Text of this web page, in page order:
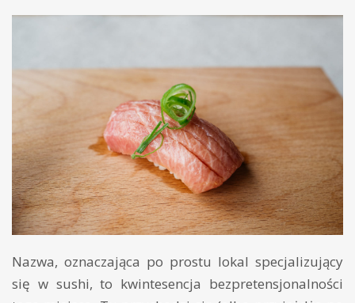
Nazwa, oznaczająca po prostu lokal specjalizujący
się w sushi, to kwintesencja bezpretensjonalności